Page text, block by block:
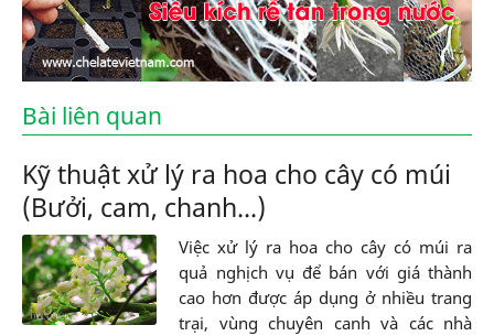
Bài liên quan
Kỹ thuật xử lý ra hoa cho cây có múi
(Bưởi, cam, chanh...)
Việc xử lý ra hoa cho cây có múi ra
quả nghịch vụ để bán với giá thành
cao hơn được áp dụng ở nhiều trang
trại, vùng chuyên canh và các nhà